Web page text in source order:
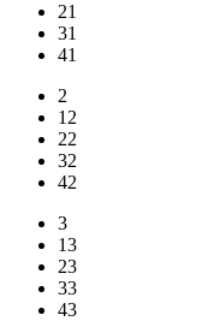
21
31
41
2
12
22
32
42
3
13
23
33
43